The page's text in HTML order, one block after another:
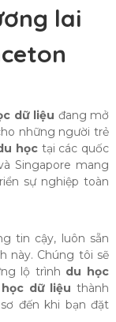
lai
dữ liệu đang mở
những người trẻ
họctại các quốc
Singapore mang
sự nghiệp toàn
tin cậy, luôn sẵn
này. Chúng tôi sẽ
lộ trình du học
dữ liệu thành
đến khi bạn đặt